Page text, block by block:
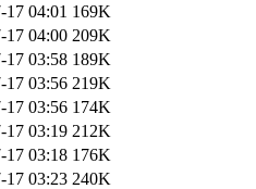
17 04:01 169K
17 04:00 209K
17 03:58 189K
17 03:56 219K
17 03:56 174K
17 03:19 212K
17 03:18 176K
17 03:23 240K